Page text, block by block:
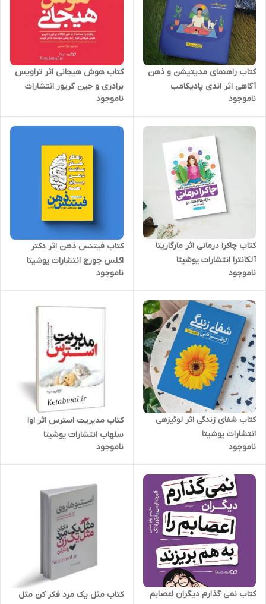
کتاب راهنمای مدیتیشن و ذهن
آگاهی اثر اندی پادیکامب
انتشارات یوشیتا
ناموجود
کتاب هوش هیجانی اثر تراویس
برادری و جین گریور انتشارات
یوشیتا
ناموجود
کتاب چاکرا درمانی اثر مارگاریتا
آلکانترا انتشارات یوشیتا
ناموجود
کتاب فیتنس ذهن اثر دکتر
اکلس جورج انتشارات یوشیتا
ناموجود
کتاب شفای زندگی اثر لوئیزهی
انتشارات یوشیتا
ناموجود
کتاب مدیریت استرس اثر اوا
سلهاب انتشارات یوشیتا
ناموجود
کتاب نمی گذارم دیگران اعصابم
کتاب مثل یک مرد فکر کن مثل